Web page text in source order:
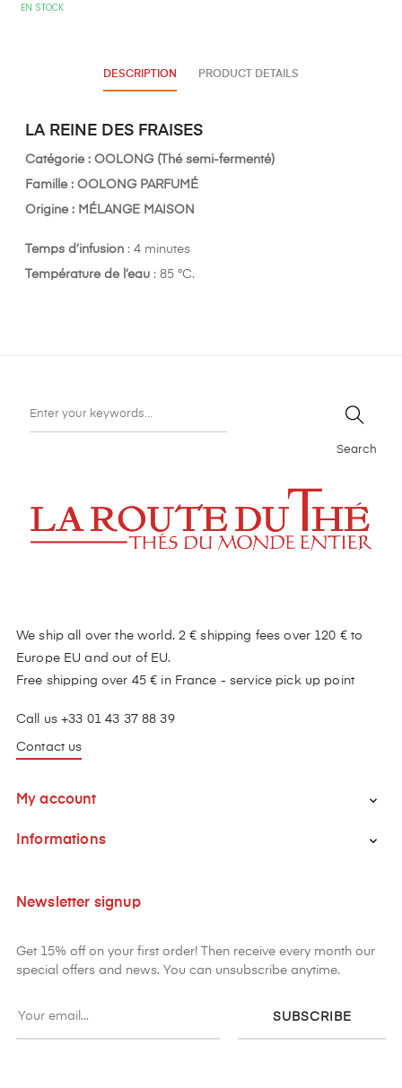
EN STOCK
DESCRIPTION PRODUCT DETAILS
LA REINE DES FRAISES
Catégorie : OOLONG (Thé semi-fermenté)
Famille : OOLONG PARFUMÉ
Origine : MÉLANGE MAISON
Temps d’infusion : 4 minutes
Température de l’eau : 85 °C.
Search
We ship all over the world. 2 € shipping fees over 120 € to
Europe EU and out of EU.
Free shipping over 45 € in France - service pick up point
Call us +33 01 43 37 88 39
Contact us
My account 
Informations 
Newsletter signup
Get 15% off on your first order! Then receive every month our
special offers and news. You can unsubscribe anytime.
SUBSCRIBE